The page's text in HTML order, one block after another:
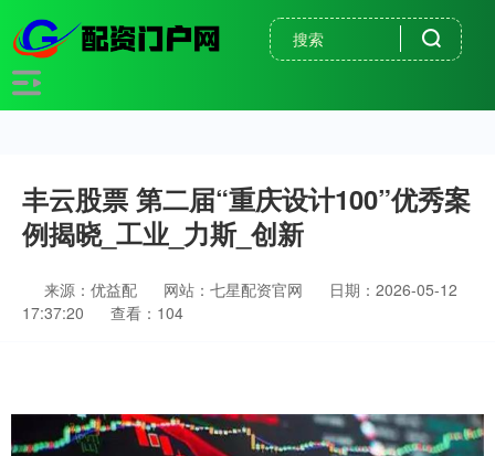
丰云股票 第二届“重庆设计100”优秀案
例揭晓_工业_力斯_创新
来源：优益配 网站：七星配资官网
日期：2026-05-12
17:37:20
查看：104